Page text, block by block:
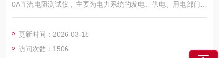
0A直流电阻测试仪，主要为电力系统的发电、供电、用电部门，
科研机构与电力设备相关的生产企业，提供的高压试验设备和检
更新时间：2026-03-18
访问次数：1506